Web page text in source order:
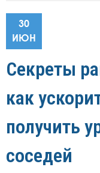
30
ИЮН
Секреты
как
получить
соседей